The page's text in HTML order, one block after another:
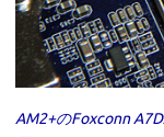
AM2+のFoxconn